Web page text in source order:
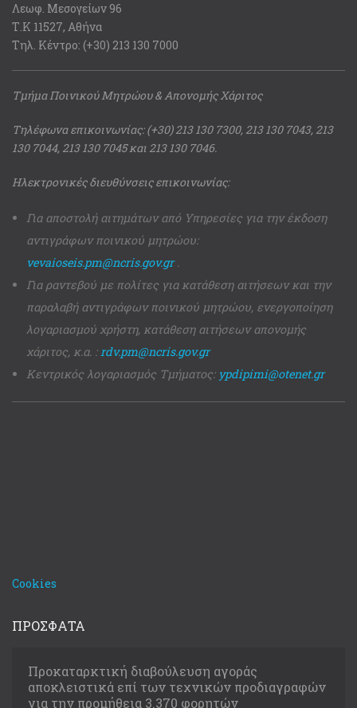
Λεωφ. Μεσογείων 96
Τ.Κ 11527, Αθήνα
Τηλ. Κέντρο: (+30) 213 130 7000
Τμήμα Ποινικού Μητρώου & Απονομής Χάριτος
Τηλέφωνα επικοινωνίας: (+30) 213 130 7300, 213 130 7043, 213
130 7044, 213 130 7045 και 213 130 7046.
Ηλεκτρονικές διευθύνσεις επικοινωνίας:
Για αποστολή αιτημάτων από Υπηρεσίες για την έκδοση
αντιγράφων ποινικού μητρώου:
vevaioseis.pm@ncris.gov.gr.
Για ραντεβού με πολίτες για κατάθεση αιτήσεων και την
παραλαβή αντιγράφων ποινικού μητρώου, ενεργοποίηση
λογαριασμού χρήστη, κατάθεση αιτήσεων απονομής
χάριτος, κ.α. :rdv.pm@ncris.gov.gr
Κεντρικός λογαριασμός Τμήματος: ypdipimi@otenet.gr
Cookies
ΠΡΟΣΦΑΤΑ
Προκαταρκτική διαβούλευση αγοράς
αποκλειστικά επί των τεχνικών προδιαγραφών
για την προμήθεια 3.370 φορητών